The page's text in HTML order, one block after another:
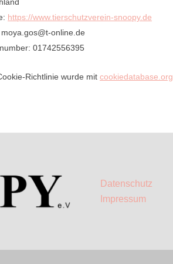
https://www.tierschutzverein-snoopy.de
moya.gos@t-online.de
01742556395
Richtlinie wurde mit cookiedatabase.org
Datenschutz
Impressum